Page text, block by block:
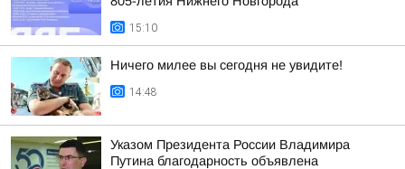
15:10
Ничего милее вы сегодня не увидите!
14:48
Указом Президента России Владимира
Путина благодарность объявлена